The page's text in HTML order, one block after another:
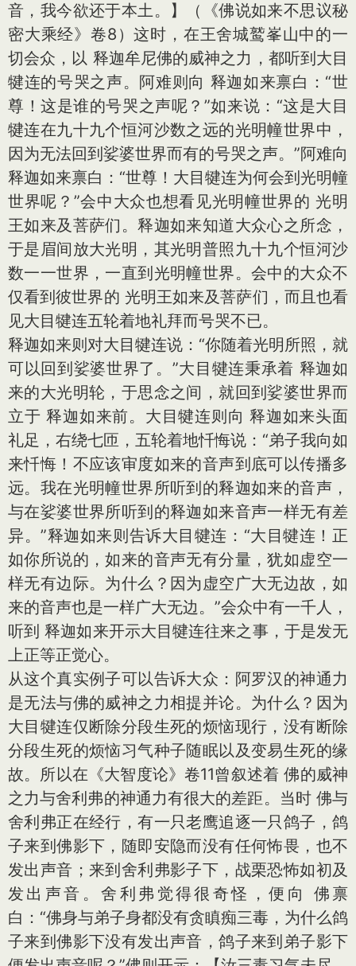
音，我今欲还于本土。】（《佛说如来不思议秘
密大乘经》卷8）这时，在王舍城鹫峯山中的一
切会众，以 释迦牟尼佛的威神之力，都听到大目
犍连的号哭之声。阿难则向 释迦如来禀白：“世
尊！这是谁的号哭之声呢？”如来说：“这是大目
犍连在九十九个恒河沙数之远的光明幢世界中，
因为无法回到娑婆世界而有的号哭之声。”阿难向
释迦如来禀白：“世尊！大目犍连为何会到光明幢
世界呢？”会中大众也想看见光明幢世界的 光明
王如来及菩萨们。释迦如来知道大众心之所念，
于是眉间放大光明，其光明普照九十九个恒河沙
数一一世界，一直到光明幢世界。会中的大众不
仅看到彼世界的 光明王如来及菩萨们，而且也看
见大目犍连五轮着地礼拜而号哭不已。
释迦如来则对大目犍连说：“你随着光明所照，就
可以回到娑婆世界了。”大目犍连秉承着 释迦如
来的大光明轮，于思念之间，就回到娑婆世界而
立于 释迦如来前。大目犍连则向 释迦如来头面
礼足，右绕七匝，五轮着地忏悔说：“弟子我向如
来忏悔！不应该审度如来的音声到底可以传播多
远。我在光明幢世界所听到的释迦如来的音声，
与在娑婆世界所听到的释迦如来音声一样无有差
异。”释迦如来则告诉大目犍连：“大目犍连！正
如你所说的，如来的音声无有分量，犹如虚空一
样无有边际。为什么？因为虚空广大无边故，如
来的音声也是一样广大无边。”会众中有一千人，
听到 释迦如来开示大目犍连往来之事，于是发无
上正等正觉心。
从这个真实例子可以告诉大众：阿罗汉的神通力
是无法与佛的威神之力相提并论。为什么？因为
大目犍连仅断除分段生死的烦恼现行，没有断除
分段生死的烦恼习气种子随眠以及变易生死的缘
故。所以在《大智度论》卷11曾叙述着 佛的威神
之力与舍利弗的神通力有很大的差距。当时 佛与
舍利弗正在经行，有一只老鹰追逐一只鸽子，鸽
子来到佛影下，随即安隐而没有任何怖畏，也不
发出声音；来到舍利弗影子下，战栗恐怖如初及
发出声音。舍利弗觉得很奇怪，便向 佛禀
白：“佛身与弟子身都没有贪瞋痴三毒，为什么鸽
子来到佛影下没有发出声音，鸽子来到弟子影下